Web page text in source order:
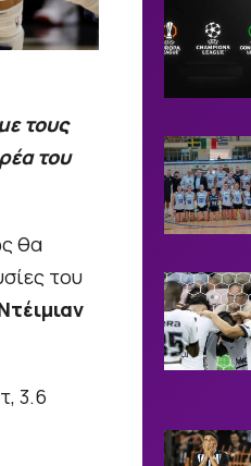
τους
του
θα
του
3.6